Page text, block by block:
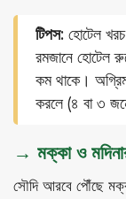
টিপস: হোটেল
রমজানে হোটেল
কম থাকে।
করলে (৪ বা ৩
→ মক্কা ও
সৌদি আরবে পৌঁছে